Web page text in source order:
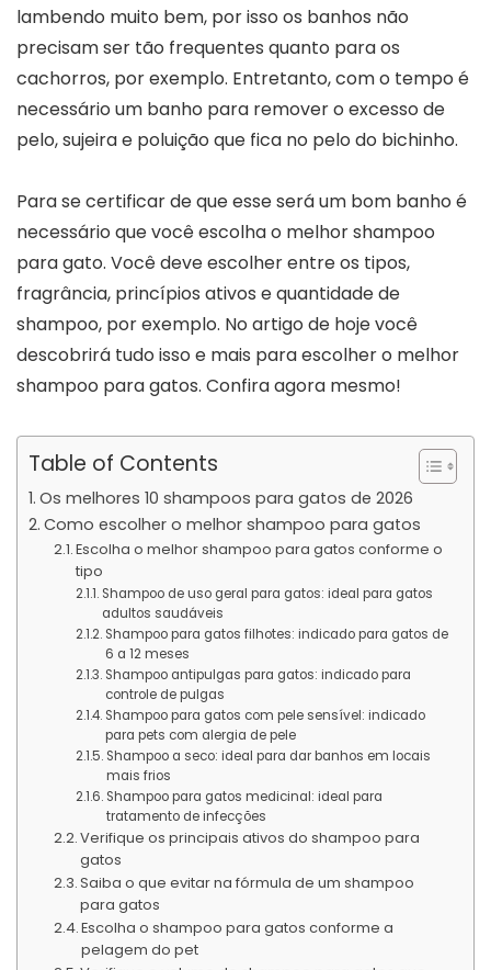
lambendo muito bem, por isso os banhos não
precisam ser tão frequentes quanto para os
cachorros, por exemplo. Entretanto, com o tempo é
necessário um banho para remover o excesso de
pelo, sujeira e poluição que fica no pelo do bichinho.
Para se certificar de que esse será um bom banho é
necessário que você escolha o melhor shampoo
para gato. Você deve escolher entre os tipos,
fragrância, princípios ativos e quantidade de
shampoo, por exemplo. No artigo de hoje você
descobrirá tudo isso e mais para escolher o melhor
shampoo para gatos. Confira agora mesmo!
Table of Contents
Os melhores 10 shampoos para gatos de 2026
Como escolher o melhor shampoo para gatos
Escolha o melhor shampoo para gatos conforme o
tipo
Shampoo de uso geral para gatos: ideal para gatos
adultos saudáveis
Shampoo para gatos filhotes: indicado para gatos de
6 a 12 meses
Shampoo antipulgas para gatos: indicado para
controle de pulgas
Shampoo para gatos com pele sensível: indicado
para pets com alergia de pele
Shampoo a seco: ideal para dar banhos em locais
mais frios
Shampoo para gatos medicinal: ideal para
tratamento de infecções
Verifique os principais ativos do shampoo para
gatos
Saiba o que evitar na fórmula de um shampoo
para gatos
Escolha o shampoo para gatos conforme a
pelagem do pet